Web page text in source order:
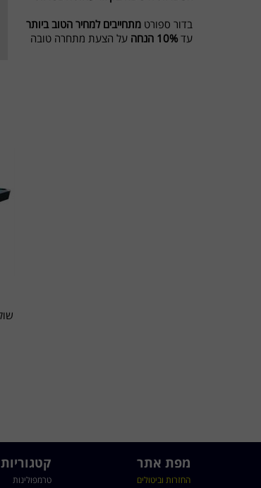
בדור ספורט מתחייבים למחיר הטוב ביותר
עד
על הצעת מתחרה טובה
מפת אתר קטגוריות
החזרות וביטולים
טרמפולינות